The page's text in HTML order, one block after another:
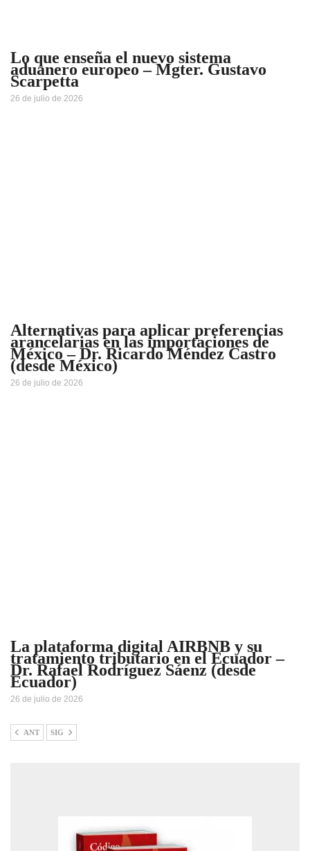
Lo que enseña el nuevo sistema
aduanero europeo – Mgter. Gustavo
Scarpetta
26 de julio de 2026
Alternativas para aplicar preferencias
arancelarias en las importaciones de
México – Dr. Ricardo Méndez Castro
(desde México)
26 de julio de 2026
La plataforma digital AIRBNB y su
tratamiento tributario en el Ecuador –
Dr. Rafael Rodríguez Sáenz (desde
Ecuador)
26 de julio de 2026
ANT SIG